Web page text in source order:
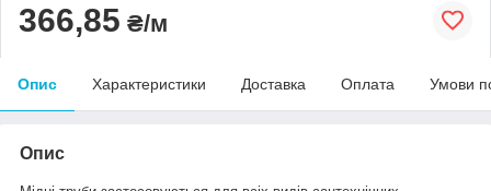
366,85 ₴/м
Опис Характеристики Доставка Оплата Умови
Опис